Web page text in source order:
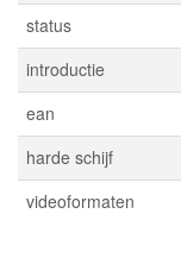
status
introductie
ean
harde schijf
videoformaten